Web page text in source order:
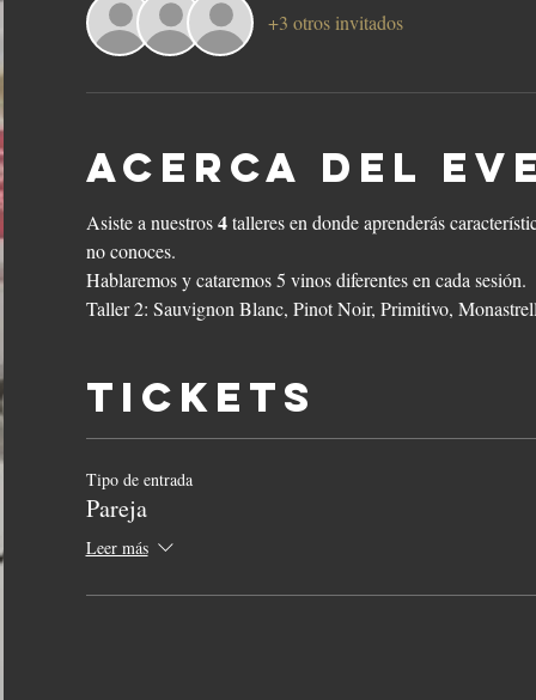
+3 otros invitados
Acerca del
Asiste a nuestros 4 talleres en donde aprenderás
no conoces.
Hablaremos y cataremos 5 vinos diferentes en cada sesión.
Taller 2: Sauvignon Blanc, Pinot Noir, Primitivo,
Tickets
Tipo de entrada
Pareja
Leer más